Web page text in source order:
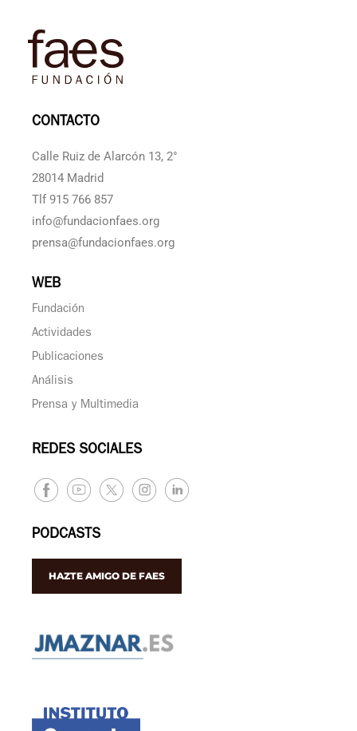
CONTACTO
Calle Ruiz de Alarcón 13, 2°
28014 Madrid
Tlf 915 766 857
info@fundacionfaes.org
prensa@fundacionfaes.org
WEB
Fundación
Actividades
Publicaciones
Análisis
Prensa y Multimedia
REDES SOCIALES
PODCASTS
HAZTE AMIGO DE FAES